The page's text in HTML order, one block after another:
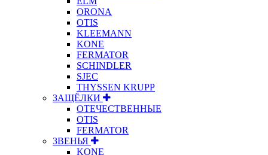
ORONA
OTIS
KLEEMANN
KONE
FERMATOR
SCHINDLER
SJEC
THYSSEN KRUPP
ЗАЩЁЛКИ
ОТЕЧЕСТВЕННЫЕ
OTIS
FERMATOR
ЗВЕНЬЯ
KONE